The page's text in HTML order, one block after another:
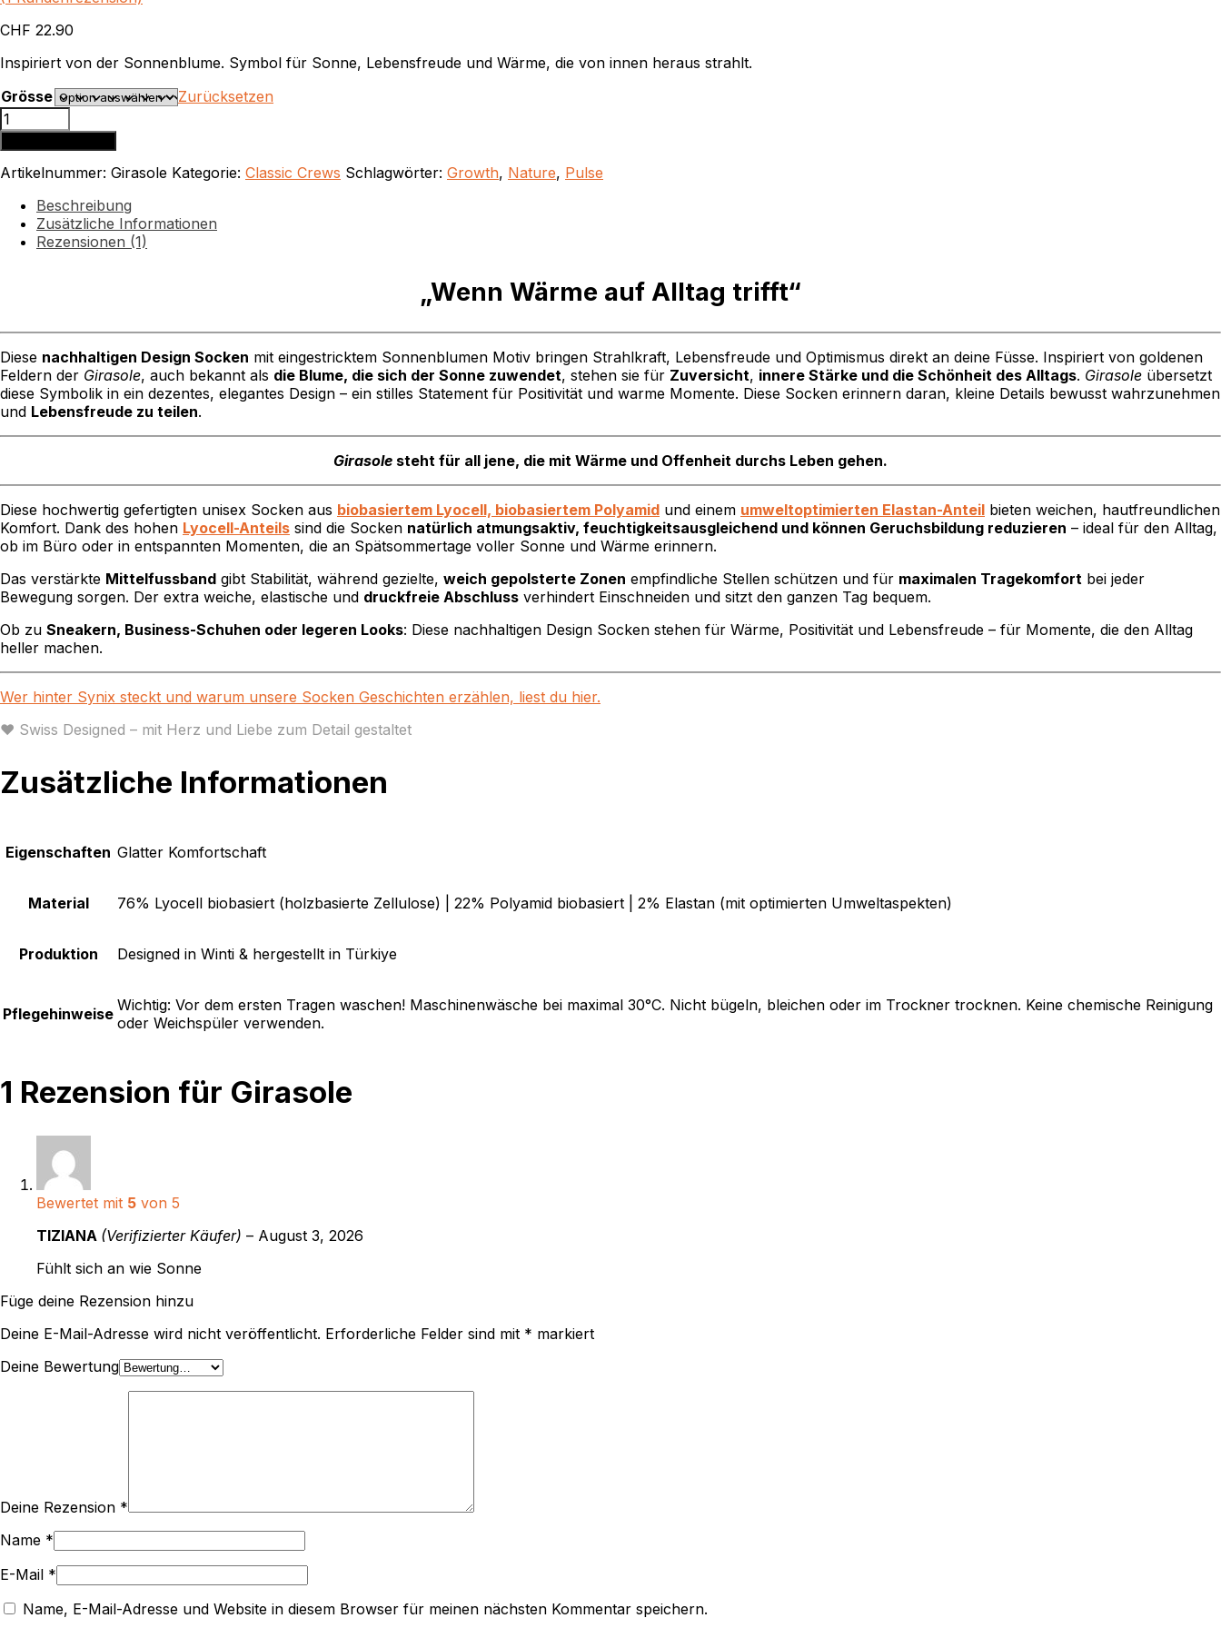
CHF 22.90
Inspiriert von der Sonnenblume. Symbol für Sonne, Lebensfreude und Wärme, die von innen heraus strahlt.
Grösse
Zurücksetzen
Girasole
Menge
Artikelnummer: Girasole Kategorie: Classic Crews Schlagwörter: Growth, Nature, Pulse
Beschreibung
Zusätzliche Informationen
Rezensionen (1)
„Wenn Wärme auf Alltag trifft“
Diese nachhaltigen Design Socken mit eingestricktem Sonnenblumen Motiv bringen Strahlkraft, Lebensfreude und Optimismus direkt an deine Füsse. Inspiriert von goldenen
Feldern der Girasole, auch bekannt als die Blume, die sich der Sonne zuwendet, stehen sie für Zuversicht, innere Stärke und die Schönheit des Alltags. Girasole übersetzt
diese Symbolik in ein dezentes, elegantes Design – ein stilles Statement für Positivität und warme Momente. Diese Socken erinnern daran, kleine Details bewusst wahrzunehmen
und Lebensfreude zu teilen.
Girasole steht für all jene, die mit Wärme und Offenheit durchs Leben gehen.
Diese hochwertig gefertigten unisex Socken aus biobasiertem Lyocell, biobasiertem Polyamid und einem umweltoptimierten Elastan-Anteil bieten weichen, hautfreundlichen
Komfort. Dank des hohen Lyocell-Anteils sind die Socken natürlich atmungsaktiv, feuchtigkeitsausgleichend und können Geruchsbildung reduzieren – ideal für den Alltag,
ob im Büro oder in entspannten Momenten, die an Spätsommertage voller Sonne und Wärme erinnern.
Das verstärkte Mittelfussband gibt Stabilität, während gezielte, weich gepolsterte Zonen empfindliche Stellen schützen und für maximalen Tragekomfort bei jeder
Bewegung sorgen. Der extra weiche, elastische und druckfreie Abschluss verhindert Einschneiden und sitzt den ganzen Tag bequem.
Ob zu Sneakern, Business-Schuhen oder legeren Looks: Diese nachhaltigen Design Socken stehen für Wärme, Positivität und Lebensfreude – für Momente, die den Alltag
heller machen.
Wer hinter Synix steckt und warum unsere Socken Geschichten erzählen, liest du hier.
♥ Swiss Designed – mit Herz und Liebe zum Detail gestaltet
Zusätzliche Informationen
Eigenschaften Glatter Komfortschaft
Material 76% Lyocell biobasiert (holzbasierte Zellulose) | 22% Polyamid biobasiert | 2% Elastan (mit optimierten Umweltaspekten)
Produktion Designed in Winti & hergestellt in Türkiye
Pflegehinweise Wichtig: Vor dem ersten Tragen waschen! Maschinenwäsche bei maximal 30°C. Nicht bügeln, bleichen oder im Trockner trocknen. Keine chemische Reinigung
oder Weichspüler verwenden.
1 Rezension für Girasole
Bewertet mit 5 von 5
TIZIANA (Verifizierter Käufer) – August 3, 2026
Fühlt sich an wie Sonne
Füge deine Rezension hinzu
Deine E-Mail-Adresse wird nicht veröffentlicht. Erforderliche Felder sind mit * markiert
Deine Bewertung
Deine Rezension *
Name *
E-Mail *
Name, E-Mail-Adresse und Website in diesem Browser für meinen nächsten Kommentar speichern.